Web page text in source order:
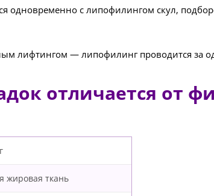
с липофилингом скул,
— липофилинг проводится за
отличается от
жировая ткань